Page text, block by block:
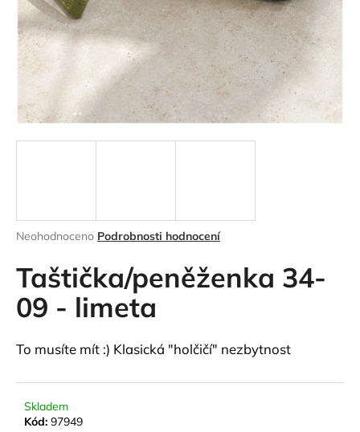
Průměrné
produktu
0,0
z
hvězdiček.
Neohodnoceno Podrobnosti hodnocení
Taštička/peněženka 34-
09 - limeta
To musíte mít :) Klasická "holčičí" nezbytnost
Skladem
Kód: 97949
a
j
í
?
o
p
o
u
u
e